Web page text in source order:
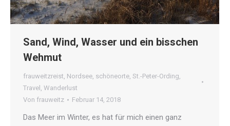
Sand, Wind, Wasser und ein bisschen
Wehmut
frauweitzreist, Nordsee, schöneorte, St.-Peter-Ording,
Travel , Wanderlust
Von frauweitz Februar 14, 2018
Das Meer im Winter, es hat für mich einen ganz